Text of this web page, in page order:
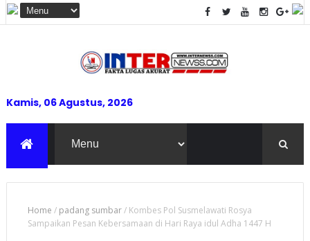
Kamis, 06 Agustus, 2026
Home / padang sumbar/ Kombes Pol Susmelawati Rosya
Sampaikan Pesan Kebersamaan di Hari Raya idul Adha 1447 H